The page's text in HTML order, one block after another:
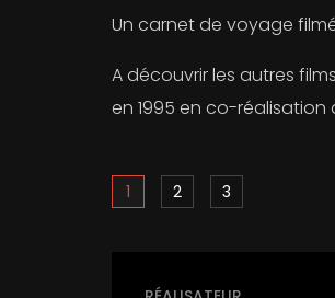
Un carnet de voyage
A découvrir les autres
en 1995 en co-réalisation
1 2 3